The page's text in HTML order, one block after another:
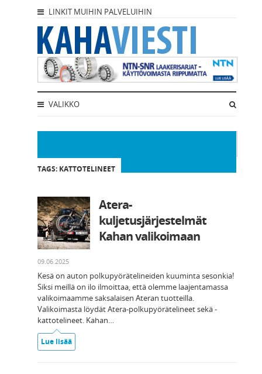
LINKIT MUIHIN PALVELUIHIN
VALIKKO
TAGS: KATTOTELINEET
Atera-
kuljetusjärjestelmät
Kahan valikoimaan
09.06.2025
Kesä on auton polkupyörätelineiden kuuminta sesonkia!
Siksi meillä on ilo ilmoittaa, että olemme laajentamassa
valikoimaamme saksalaisen Ateran tuotteilla.
Valikoimasta löydät Atera-polkupyörätelineet sekä -
kattotelineet. Kahan…
Lue lisää